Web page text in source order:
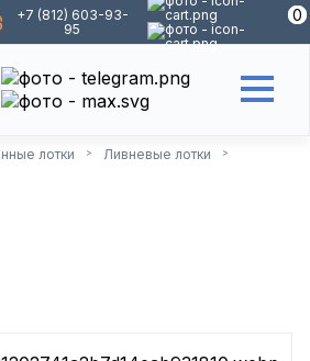
+7 (812) 603-93-
95
0
0
лотки > Ливневые лотки >